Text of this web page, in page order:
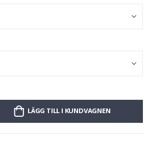
LÄGG TILL I KUNDVAGNEN